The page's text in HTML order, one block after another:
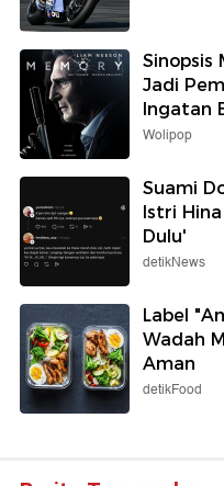
Sinopsis
Jadi
Ingatan
Wolipop
Suami
Istri
Dulu'
detikNews
Label
Wadah
Aman
detikFood